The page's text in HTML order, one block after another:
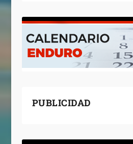
PUBLICIDAD